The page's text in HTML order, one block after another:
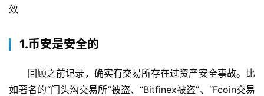
效
1.币安是安全的
回顾之前记录，确实有交易所存在过资产安全事故。比
如著名的“门头沟交易所”被盗、“Bitfinex被盗”、“Fcoin交易